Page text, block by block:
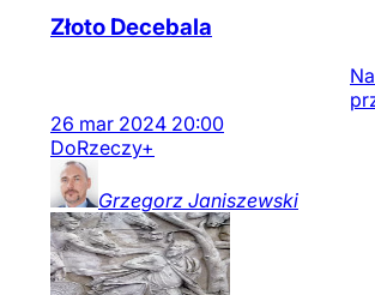
Złoto Decebala
26 mar 2024 20:00
DoRzeczy+
Grzegorz Janiszewski